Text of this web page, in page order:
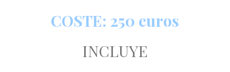
COSTE: 250 euros
INCLUYE